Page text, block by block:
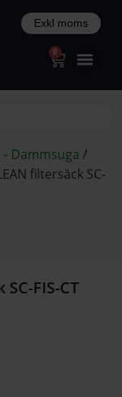
0
- Dammsuga /
filtersäck SC-
FIS-CT